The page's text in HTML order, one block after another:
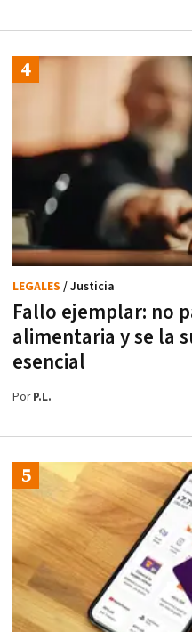
Fallo ejemplar: no
alimentaria y se la
esencial
LEGALES / Justicia
PorP.L.